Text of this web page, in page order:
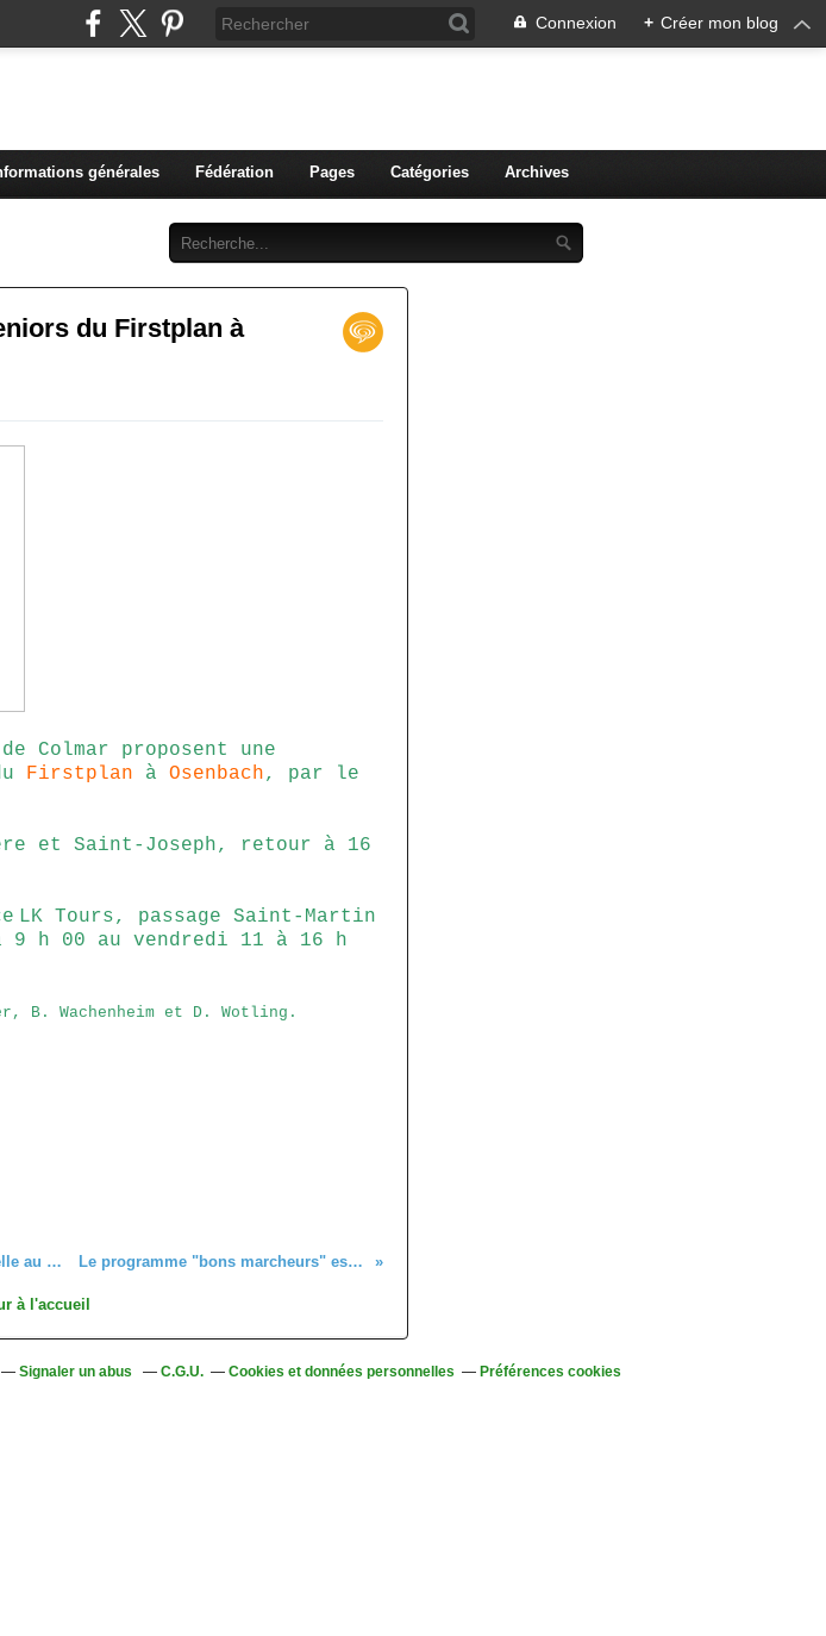
Connexion + Créer mon blog
générales Fédération Pages Catégories Archives
du Firstplan à
Colmar proposent une
Firstplan à Osenbach, par le
et Saint-Joseph, retour à 16
LK Tours, passage Saint-Martin
h 00 au vendredi 11 à 16 h
B. Wachenheim et D. Wotling.
Ammerschwihr - Installation d'une passerelle au Leimstertal Le programme "bons marcheurs" est en ligne
à l'accueil
Signaler un abus C.G.U. Cookies et données personnelles Préférences cookies